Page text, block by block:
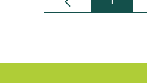
Seite